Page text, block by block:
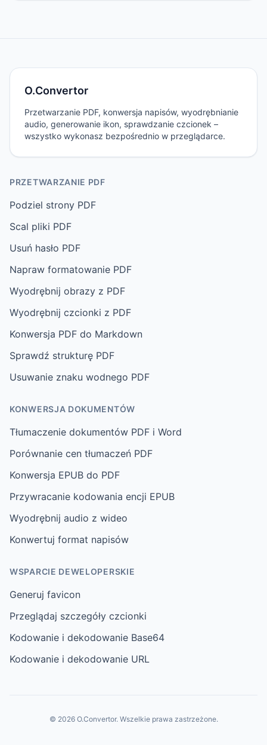
O.Convertor
Przetwarzanie PDF, konwersja napisów, wyodrębnianie
audio, generowanie ikon, sprawdzanie czcionek –
wszystko wykonasz bezpośrednio w przeglądarce.
PRZETWARZANIE PDF
Podziel strony PDF
Scal pliki PDF
Usuń hasło PDF
Napraw formatowanie PDF
Wyodrębnij obrazy z PDF
Wyodrębnij czcionki z PDF
Konwersja PDF do Markdown
Sprawdź strukturę PDF
Usuwanie znaku wodnego PDF
KONWERSJA DOKUMENTÓW
Tłumaczenie dokumentów PDF i Word
Porównanie cen tłumaczeń PDF
Konwersja EPUB do PDF
Przywracanie kodowania encji EPUB
Wyodrębnij audio z wideo
Konwertuj format napisów
WSPARCIE DEWELOPERSKIE
Generuj favicon
Przeglądaj szczegóły czcionki
Kodowanie i dekodowanie Base64
Kodowanie i dekodowanie URL
© 2026 O.Convertor. Wszelkie prawa zastrzeżone.